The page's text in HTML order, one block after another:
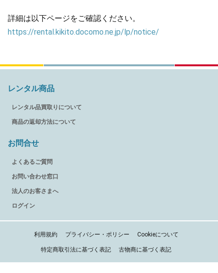
詳細は以下ページをご確認ください。
https://rental.kikito.docomo.ne.jp/lp/notice/
レンタル商品
レンタル品買取りについて
商品の返却方法について
お問合せ
よくあるご質問
お問い合わせ窓口
法人のお客さまへ
ログイン
利用規約 プライバシー・ポリシー Cookieについて
特定商取引法に基づく表記 古物商に基づく表記